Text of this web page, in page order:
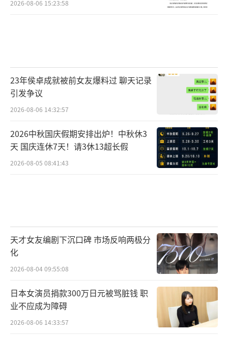
2026-08-06 15:23:58
23年侯卓成就被前女友爆料过 聊天记录
引发争议
2026-08-06 14:32:57
2026中秋国庆假期安排出炉！中秋休3
天 国庆连休7天！请3休13超长假
2026-08-05 08:41:43
天才女友编剧下沉口碑 市场反响两极分
化
2026-08-04 09:55:08
日本女演员捐款300万日元被骂脏钱 职
业不应成为障碍
2026-08-06 14:33:57